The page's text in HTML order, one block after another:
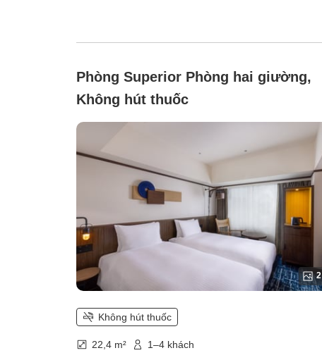
Phòng Superior Phòng hai giường,
Không hút thuốc
2
Không hút thuốc
22,4 m² 1–4 khách